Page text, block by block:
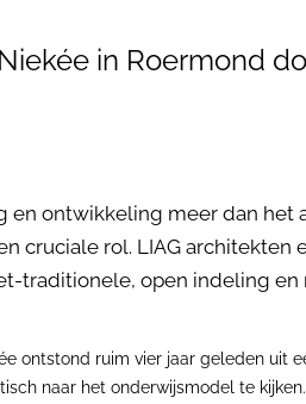
in Roermond
en ontwikkeling meer dan
cruciale rol. LIAG
traditionele, open indeling
ontstond ruim vier jaar geleden
naar het onderwijsmodel te